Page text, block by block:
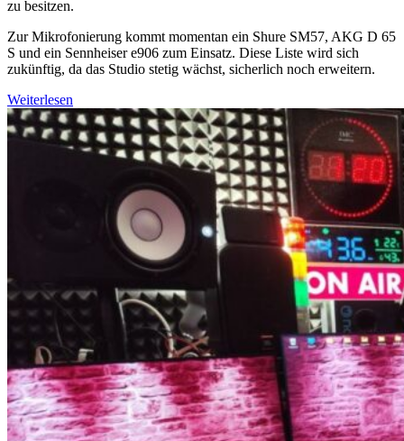
zu besitzen.
Zur Mikrofonierung kommt momentan ein Shure SM57, AKG D 65
S und ein Sennheiser e906 zum Einsatz. Diese Liste wird sich
zukünftig, da das Studio stetig wächst, sicherlich noch erweitern.
Weiterlesen